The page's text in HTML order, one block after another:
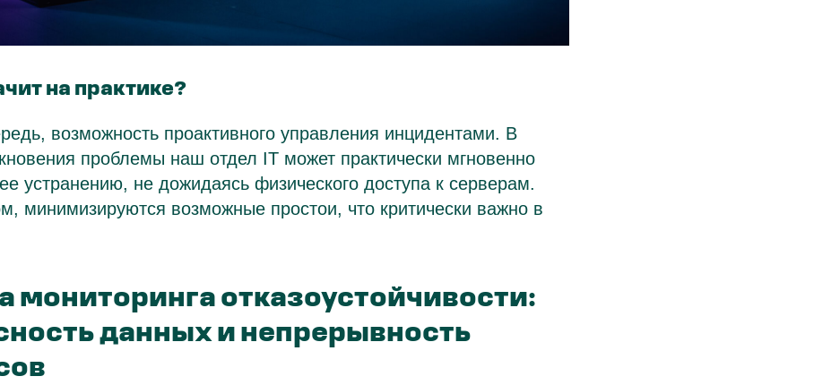
на практике?
возможность проактивного управления инцидентами. В
проблемы наш отдел IT может практически мгновенно
устранению, не дожидаясь физического доступа к серверам.
минимизируются возможные простои, что критически важно в
мониторинга отказоустойчивости:
данных и непрерывность